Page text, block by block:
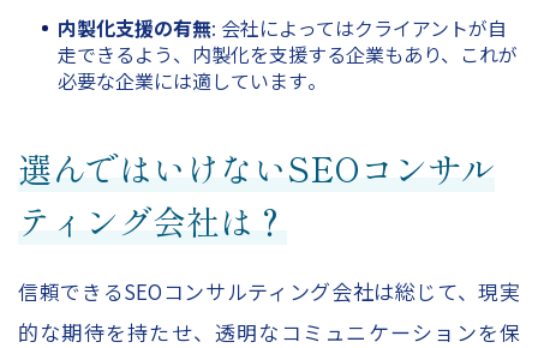
内製化支援の有無: 会社によってはクライアントが自
走できるよう、内製化を支援する企業もあり、これが
必要な企業には適しています​。
選んではいけないSEOコンサル
ティング会社は？
信頼できるSEOコンサルティング会社は総じて、現実
的な期待を持たせ、透明なコミュニケーションを保